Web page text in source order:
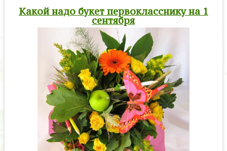
Какой надо букет первокласснику на 1
сентября